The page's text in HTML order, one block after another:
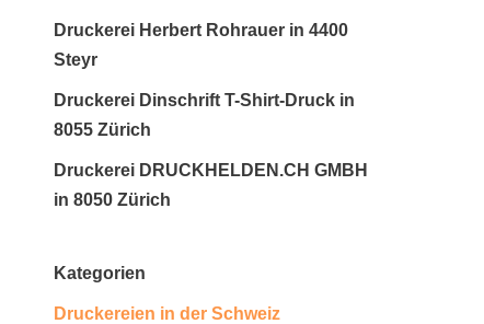
Druckerei Herbert Rohrauer in 4400
Steyr
Druckerei Dinschrift T-Shirt-Druck in
8055 Zürich
Druckerei DRUCKHELDEN.CH GMBH
in 8050 Zürich
Kategorien
Druckereien in der Schweiz